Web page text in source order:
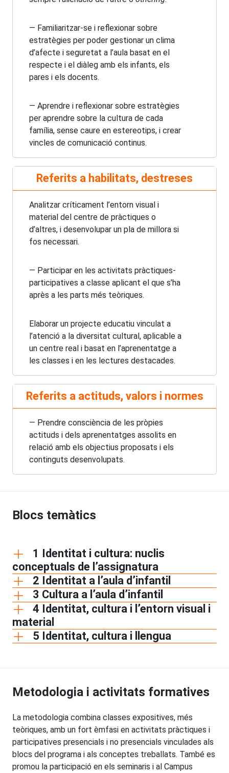
— Familiaritzar-se i reflexionar sobre
estratègies per poder gestionar un clima
d’afecte i seguretat a l’aula basat en el
respecte i el diàleg amb els infants, els
pares i els docents.
— Aprendre i reflexionar sobre estratègies
per aprendre sobre la cultura de cada
família, sense caure en estereotips, i crear
vincles de comunicació continus.
Referits a habilitats, destreses
Analitzar críticament l’entorn visual i
material del centre de pràctiques o
d’altres, i desenvolupar un pla de millora si
fos necessari.
— Participar en les activitats pràctiques-
participatives a classe aplicant el que s’ha
après a les parts més teòriques.
Elaborar un projecte educatiu vinculat a
l’atenció a la diversitat cultural, aplicable a
un centre real i basat en l’aprenentatge a
les classes i en les lectures destacades.
Referits a actituds, valors i normes
— Prendre consciència de les pròpies
actituds i dels aprenentatges assolits en
relació amb els objectius proposats i els
continguts desenvolupats.
Blocs temàtics
1 Identitat i cultura: nuclis
conceptuals de l’assignatura
2 Identitat a l’aula d’infantil
3 Cultura a l’aula d’infantil
4 Identitat, cultura i l’entorn visual i
material
5 Identitat, cultura i llengua
Metodologia i activitats formatives
La metodologia combina classes expositives, més
teòriques, amb un fort èmfasi en activitats pràctiques i
participatives presencials i no presencials vinculades als
blocs del programa i als conceptes treballats. També es
promou la participació en els seminaris i al Campus